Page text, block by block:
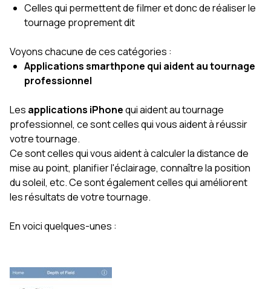
Celles qui permettent de filmer et donc de réaliser le
tournage proprement dit
Voyons chacune de ces catégories :
Applications smarthpone qui aident au tournage
professionnel
Les applications iPhonequi aident au tournage
professionnel, ce sont celles qui vous aident à réussir
votre tournage.
Ce sont celles qui vous aident à calculer la distance de
mise au point, planifier l'éclairage, connaître la position
du soleil, etc. Ce sont également celles qui améliorent
les résultats de votre tournage.
En voici quelques-unes :